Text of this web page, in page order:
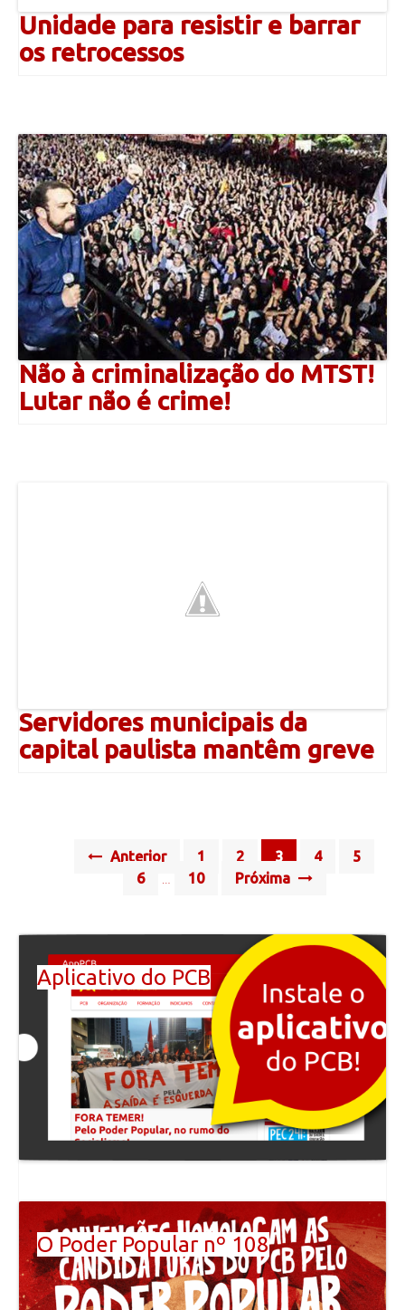
Unidade para resistir e barrar
os retrocessos
Não à criminalização do MTST!
Lutar não é crime!
Servidores municipais da
capital paulista mantêm greve
Anterior 1 2 3 4
5
6
10 Próxima
Aplicativo do PCB
O Poder Popular nº 108